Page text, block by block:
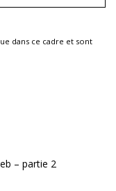
dans ce cadre et sont
– partie 2